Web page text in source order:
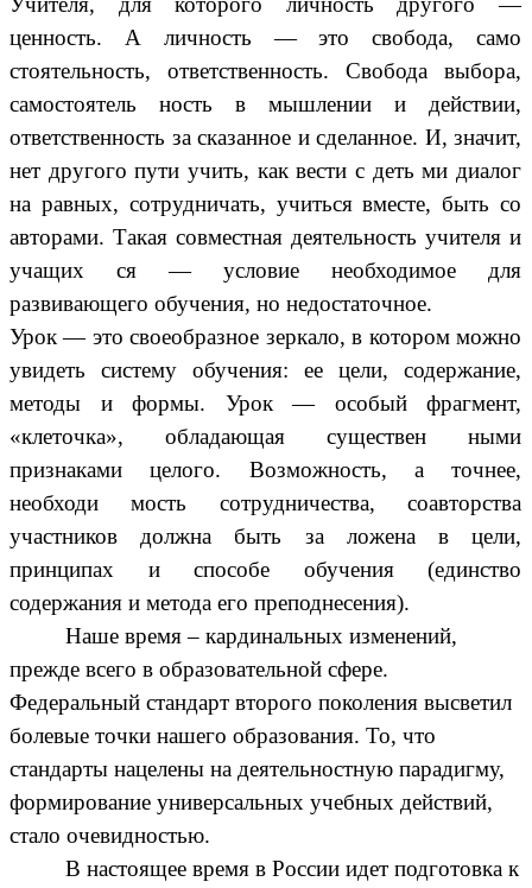
ценность. А личность — это свобода, само
стоятельность, ответственность. Свобода выбора,
самостоятель ность в мышлении и действии,
ответственность за сказанное и сделанное. И, значит,
нет другого пути учить, как вести с деть ми диалог
на равных, сотрудничать, учиться вместе, быть со
авторами. Такая совместная деятельность учителя и
учащих ся — условие необходимое для
развивающего обучения, но недостаточное.
Урок — это своеобразное зеркало, в котором можно
увидеть систему обучения: ее цели, содержание,
методы и формы. Урок — особый фрагмент,
«клеточка», обладающая существен ными
признаками целого. Возможность, а точнее,
необходи мость сотрудничества, соавторства
участников должна быть за ложена в цели,
принципах и способе обучения (единство
содержания и метода его преподнесения).
Наше время – кардинальных изменений,
прежде всего в образовательной сфере.
Федеральный стандарт второго поколения высветил
болевые точки нашего образования. То, что
стандарты нацелены на деятельностную парадигму,
формирование универсальных учебных действий,
стало очевидностью.
В настоящее время в России идет подготовка к